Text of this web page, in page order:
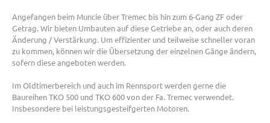
Angefangen beim Muncie über Tremec bis hin zum 6-Gang ZF oder
Getrag. Wir bieten Umbauten auf diese Getriebe an, oder auch deren
Änderung / Verstärkung. Um effizienter und teilweise schneller voran
zu kommen, können wir die Übersetzung der einzelnen Gänge ändern,
sofern diese angeboten werden.
Im Oldtimerbereich und auch im Rennsport werden gerne die
Baureihen TKO 500 und TKO 600 von der Fa. Tremec verwendet.
Insbesondere bei leistungsgesteifgerten Motoren.